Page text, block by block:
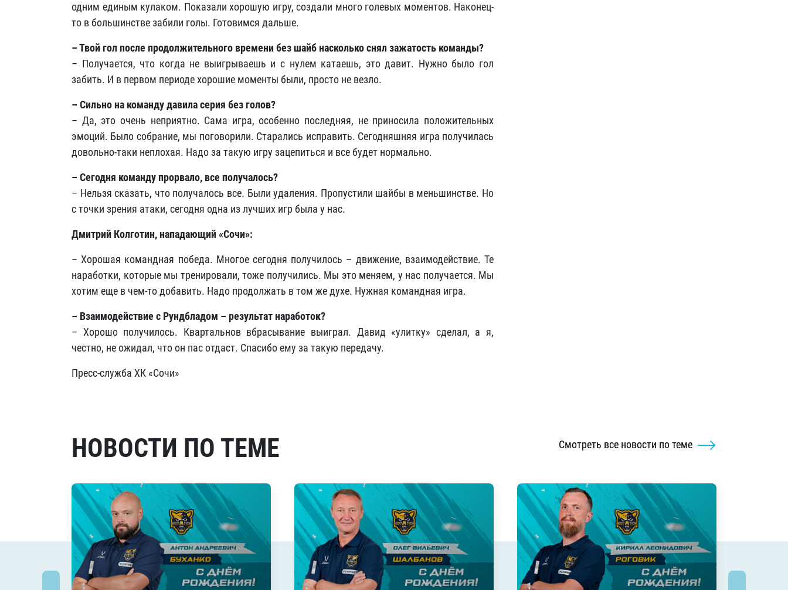
одним единым кулаком. Показали хорошую игру, создали много голевых моментов. Наконец-
то в большинстве забили голы. Готовимся дальше.
– Твой гол после продолжительного времени без шайб насколько снял зажатость команды?
– Получается, что когда не выигрываешь и с нулем катаешь, это давит. Нужно было гол
забить. И в первом периоде хорошие моменты были, просто не везло.
– Сильно на команду давила серия без голов?
– Да, это очень неприятно. Сама игра, особенно последняя, не приносила положительных
эмоций. Было собрание, мы поговорили. Старались исправить. Сегодняшняя игра получилась
довольно-таки неплохая. Надо за такую игру зацепиться и все будет нормально.
– Сегодня команду прорвало, все получалось?
– Нельзя сказать, что получалось все. Были удаления. Пропустили шайбы в меньшинстве. Но
с точки зрения атаки, сегодня одна из лучших игр была у нас.
Дмитрий Колготин, нападающий «Сочи»:
– Хорошая командная победа. Многое сегодня получилось – движение, взаимодействие. Те
наработки, которые мы тренировали, тоже получились. Мы это меняем, у нас получается. Мы
хотим еще в чем-то добавить. Надо продолжать в том же духе. Нужная командная игра.
– Взаимодействие с Рундбладом – результат наработок?
– Хорошо получилось. Квартальнов вбрасывание выиграл. Давид «улитку» сделал, а я,
честно, не ожидал, что он пас отдаст. Спасибо ему за такую передачу.
Пресс-служба ХК «Сочи»
НОВОСТИ ПО ТЕМЕ Смотреть все новости по теме